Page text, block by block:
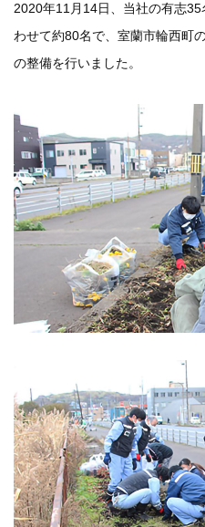
資材購買
2020年11月14日、当社の有志
わせて約80名で、室蘭市輪西町
の整備を行いました。